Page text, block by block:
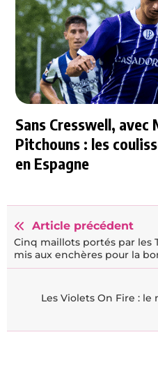
Sans Cresswell,
Pitchouns : les
en Espagne
Article précédent
Cinq maillots portés par les
mis aux enchères pour la
Les Violets On Fire :